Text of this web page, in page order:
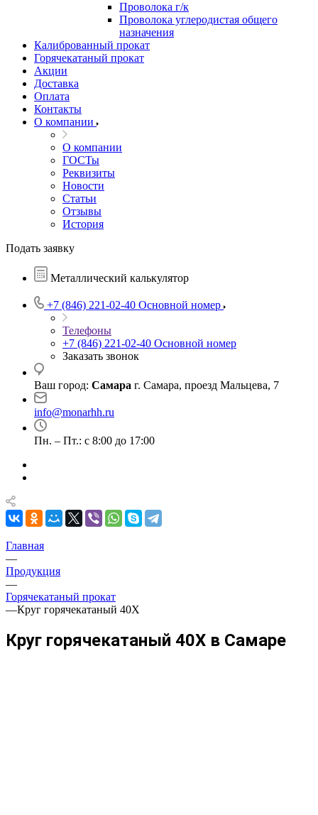
Проволока г/к
Проволока углеродистая общего
назначения
Калиброванный прокат
Горячекатаный прокат
Акции
Доставка
Оплата
Контакты
О компании
О компании
ГОСТы
Реквизиты
Новости
Статьи
Отзывы
История
Подать заявку
Металлический калькулятор
+7 (846) 221-02-40 Основной номер
Телефоны
+7 (846) 221-02-40 Основной номер
Заказать звонок
Ваш город: Самара г. Самара, проезд Мальцева, 7
info@monarhh.ru
Пн. – Пт.: с 8:00 до 17:00
Главная
—
Продукция
—
Горячекатаный прокат
—Круг горячекатаный 40Х
Круг горячекатаный 40Х в Самаре